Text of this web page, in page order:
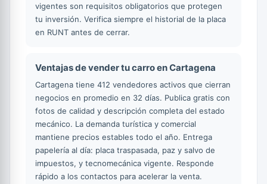
vigentes son requisitos obligatorios que protegen
tu inversión. Verifica siempre el historial de la placa
en RUNT antes de cerrar.
Ventajas de vender tu carro en Cartagena
Cartagena tiene 412 vendedores activos que cierran
negocios en promedio en 32 días. Publica gratis con
fotos de calidad y descripción completa del estado
mecánico. La demanda turística y comercial
mantiene precios estables todo el año. Entrega
papelería al día: placa traspasada, paz y salvo de
impuestos, y tecnomecánica vigente. Responde
rápido a los contactos para acelerar la venta.